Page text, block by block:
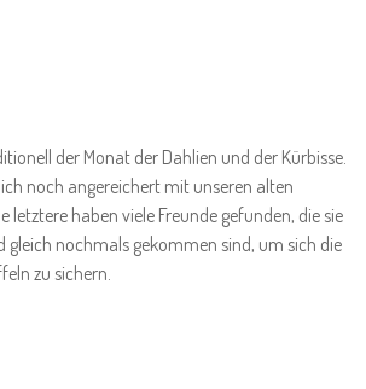
der Monat der Dahlien und der Kürbisse.
noch angereichert mit unseren alten
letztere haben viele Freunde gefunden, die sie
gleich nochmals gekommen sind, um sich die
zu sichern.